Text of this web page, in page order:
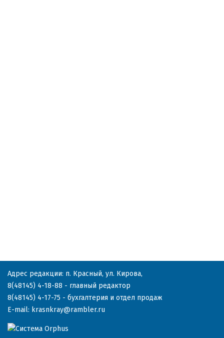
Адрес редакции: п. Красный, ул. Кирова,
8(48145) 4-18-88 - главный редактор
8(48145) 4-17-75 - бухгалтерия и отдел продаж
E-mail: krasnkray@rambler.ru